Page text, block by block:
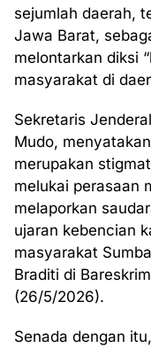
sejumlah daerah,
Jawa Barat,
melontarkan diksi
masyarakat di
Sekretaris
Mudo,
merupakan
melukai perasaan
melaporkan
ujaran kebencian
masyarakat
Braditi di
(26/5/2026).
Senada dengan